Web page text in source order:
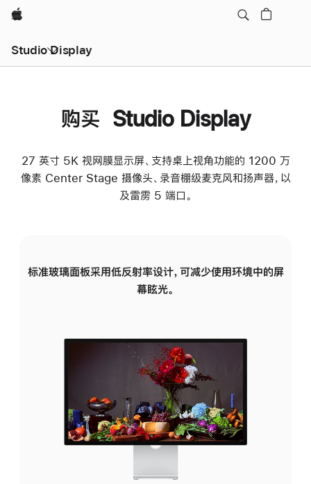
Apple
Studio Display
购买 Studio Display
27 英寸 5K 视网膜显示屏、支持桌上视角功能的 1200 万
像素 Center Stage 摄像头、录音棚级麦克风和扬声器，以
及雷雳 5 端口。
标准玻璃面板采用低反射率设计，可减少使用环境中的屏
幕眩光。